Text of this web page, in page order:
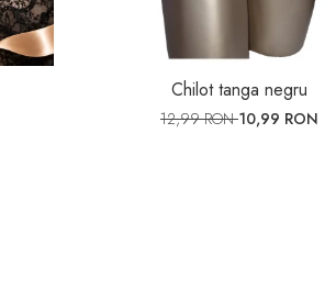
Chilot tanga negru
12,99 RON10,99 RON